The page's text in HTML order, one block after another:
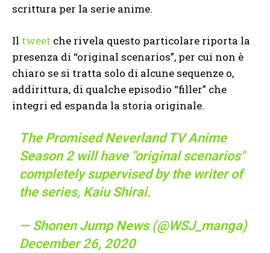
scrittura per la serie anime.
Il tweet che rivela questo particolare riporta la
presenza di “original scenarios”, per cui non è
chiaro se si tratta solo di alcune sequenze o,
addirittura, di qualche episodio “filler” che
integri ed espanda la storia originale.
The Promised Neverland TV Anime
Season 2 will have "original scenarios"
completely supervised by the writer of
the series, Kaiu Shirai.
— Shonen Jump News (@WSJ_manga)
December 26, 2020